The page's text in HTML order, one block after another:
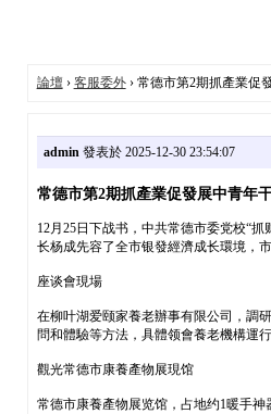
論壇› 客服委外› 常德市第2期抓產業促
admin發表於 2025-12-30 23:54:07
常德市第2期抓產業促發展中青年
12月25日下战书，中共常德市委党校“
长杨成先容了全市银發經濟成长環境，
座谈會現場
在柳叶湖爱颐家養老辦事有限公司，調
問和體驗等方法，具體领會養老機構運
觀光常德市康養產物展現馆
常德市康養產物展览馆，占地约1暖手神